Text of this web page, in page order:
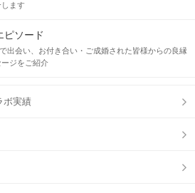
限定
ます
ピソード
出会い、お付き合い・ご成婚された皆様からの良縁
ジをご紹介
ボ実績